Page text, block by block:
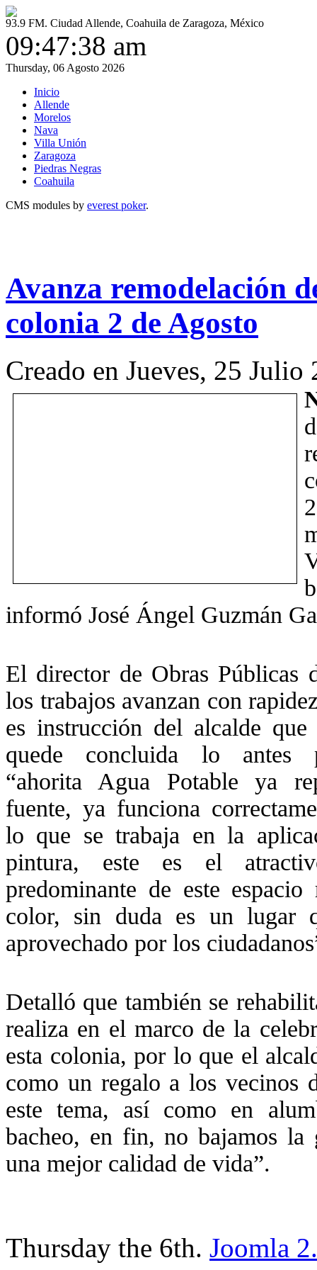
93.9 FM. Ciudad Allende, Coahuila de Zaragoza, México
09:47:38 am
Thursday, 06 Agosto 2026
Inicio
Allende
Morelos
Nava
Villa Unión
Zaragoza
Piedras Negras
Coahuila
CMS modules by everest poker.
Avanza remodelación
colonia 2 de Agosto
Creado en Jueves, 25 Julio
informó José Ángel Guzmán
El director de Obras Públicas
los trabajos avanzan con
es instrucción del alcalde
quede concluida lo antes
“ahorita Agua Potable ya
fuente, ya funciona
lo que se trabaja en la
pintura, este es el
predominante de este
color, sin duda es un lugar
aprovechado por los
Detalló que también se
realiza en el marco de la
esta colonia, por lo que el
como un regalo a los vecinos
este tema, así como en
bacheo, en fin, no bajamos la
una mejor calidad de vida”.
Thursday the 6th. Joomla